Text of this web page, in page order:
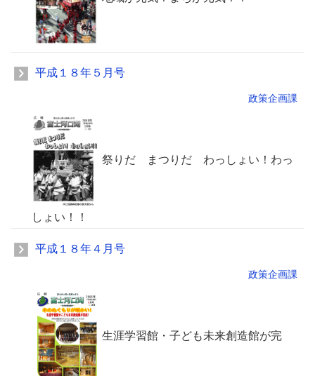
平成１８年５月号
政策企画課
祭りだ まつりだ わっしょい！わっ
しょい！！
平成１８年４月号
政策企画課
生涯学習館・子ども未来創造館が完